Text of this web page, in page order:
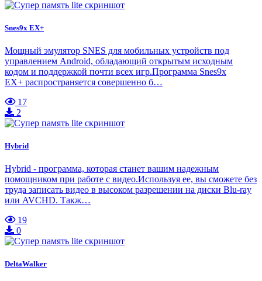
Snes9x EX+
Мощный эмулятор SNES для мобильных устройств под
управлением Android, обладающий открытым исходным
кодом и поддержкой почти всех игр.Программа Snes9x
EX+ распространяется совершенно б…
17
2
Hybrid
Hybrid - программа, которая станет вашим надежным
помощником при работе с видео.Используя ее, вы сможете без
труда записать видео в высоком разрешении на диски Blu-ray
или AVCHD. Такж…
19
0
DeltaWalker